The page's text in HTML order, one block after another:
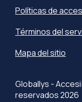
Políticas de
Términos del
Mapa del sitio
Globallys -
reservados 2026